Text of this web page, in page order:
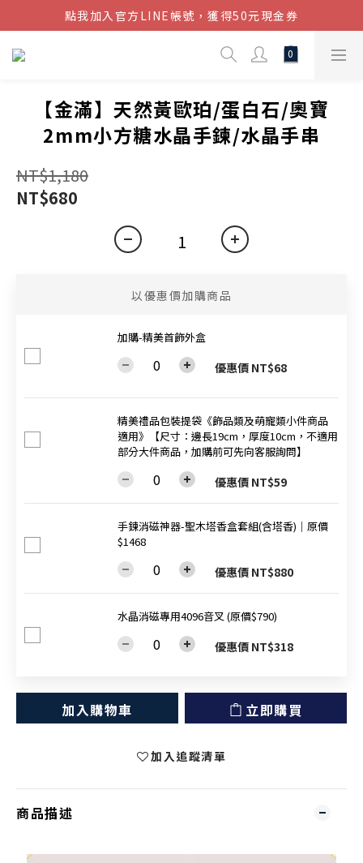
結帳金額滿$1080超取免運
點我加入官方LINE帳號，獲得50元現金券
結帳金額滿$1080超取免運
【金滿】天然黃歐珀/蛋白石/奧寶
2mm小方糖水晶手鍊/水晶手串
NT$1,180
NT$680
以優惠價加購商品
加購-精美首飾外盒
優惠價 NT$68
精美禮品包裝提袋《飾品類及萌寵類小件商品
適用》【尺寸：邊長19cm，厚度10cm，不適用
部分大件商品，加購前可先向客服詢問】
優惠價 NT$59
手鍊消磁神器-聖木塔香盒套組(含塔香)│原價
$1468
優惠價 NT$880
水晶消磁專用4096音叉 (原價$790)
優惠價 NT$318
加入購物車 立即購買
加入追蹤清單
商品描述